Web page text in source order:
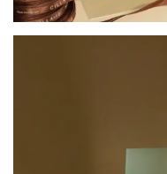
КАРТОННІ
THE BEAUTY ROOM